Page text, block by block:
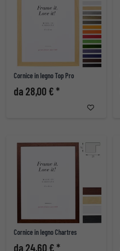
Cornice in legno Top Pro
da 28,00 € *
Cornice in legno Chartres
da 24,60 € *